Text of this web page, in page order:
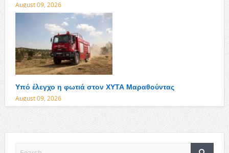
August 09, 2026
Υπό έλεγχο η φωτιά στον ΧΥΤΑ Μαραθούντας
August 09, 2026